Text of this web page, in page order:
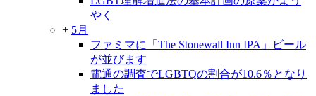
やく
+ 5月
ファミマに「The Stonewall Inn IPA」ビール
が並びます
電通の調査でLGBTQの割合が10.6％となり
ました